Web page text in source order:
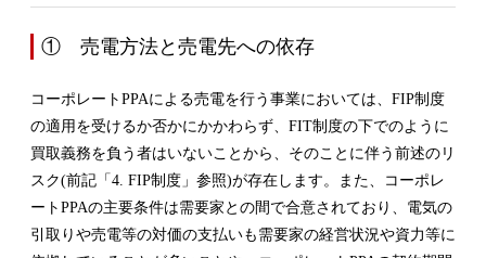
① 売電方法と売電先への依存
コーポレートPPAによる売電を行う事業においては、FIP制度
の適用を受けるか否かにかかわらず、FIT制度の下でのように
買取義務を負う者はいないことから、そのことに伴う前述のリ
スク(前記「4. FIP制度」参照)が存在します。また、コーポレ
ートPPAの主要条件は需要家との間で合意されており、電気の
引取りや売電等の対価の支払いも需要家の経営状況や資力等に